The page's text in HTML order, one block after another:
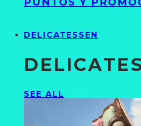
DELICATESSEN
SEE ALL